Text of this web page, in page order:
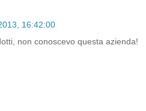
16:42:00
non conoscevo questa azienda!